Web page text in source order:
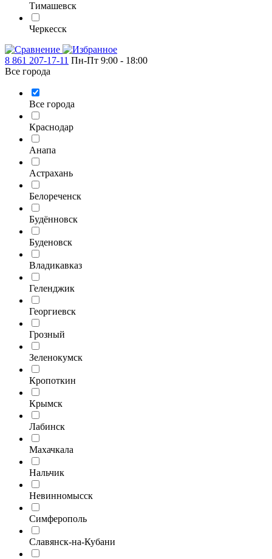
Тимашевск
Черкесск
8 861 207-17-11 Пн-Пт 9:00 - 18:00
Все города
Все города
Краснодар
Анапа
Астрахань
Белореченск
Будённовск
Буденовск
Владикавказ
Геленджик
Георгиевск
Грозный
Зеленокумск
Кропоткин
Крымск
Лабинск
Махачкала
Нальчик
Невинномысск
Симферополь
Славянск-на-Кубани